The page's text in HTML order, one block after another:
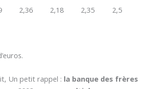
2,36 2,18 2,35 2,5
Un petit rappel : la banque des frères